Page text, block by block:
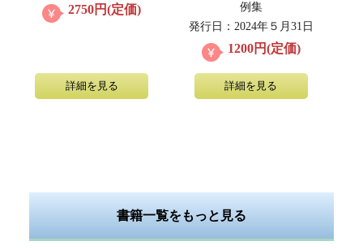
2750円(定価)
詳細を見る
例集
発行日：2024年５月31日
1200円(定価)
詳細を見る
書籍一覧をもっと見る